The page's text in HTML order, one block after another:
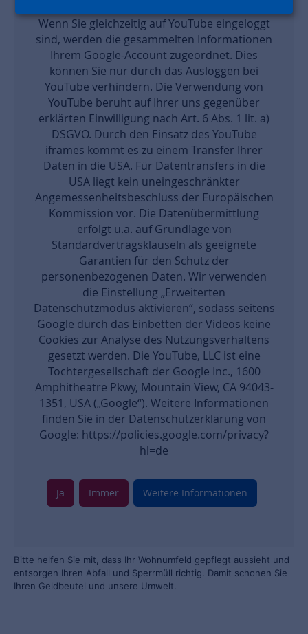
Wenn Sie gleichzeitig auf YouTube eingeloggt
sind, werden die gesammelten Informationen
Ihrem Google-Account zugeordnet. Dies
können Sie nur durch das Ausloggen bei
YouTube verhindern. Die Verwendung von
YouTube beruht auf Ihrer uns gegenüber
erklärten Einwilligung nach Art. 6 Abs. 1 lit. a)
DSGVO. Durch den Einsatz des YouTube
iframes kommt es zu einem Transfer Ihrer
Daten in die USA. Für Datentransfers in die
USA liegt kein uneingeschränkter
Angemessenheitsbeschluss der Europäischen
Kommission vor. Die Datenübermittlung
erfolgt u.a. auf Grundlage von
Standardvertragsklauseln als geeignete
Garantien für den Schutz der
personenbezogenen Daten. Wir verwenden
die Einstellung „Erweiterten
Datenschutzmodus aktivieren“, sodass seitens
Google durch das Einbetten der Videos keine
Cookies zur Analyse des Nutzungsverhaltens
gesetzt werden. Die YouTube, LLC ist eine
Tochtergesellschaft der Google Inc., 1600
Amphitheatre Pkwy, Mountain View, CA 94043-
1351, USA („Google“). Weitere Informationen
finden Sie in der Datenschutzerklärung von
Google: https://policies.google.com/privacy?
hl=de
Ja Immer Weitere Informationen
Bitte helfen Sie mit, dass Ihr Wohnumfeld gepflegt aussieht und
entsorgen Ihren Abfall und Sperrmüll richtig. Damit schonen Sie
Ihren Geldbeutel und unsere Umwelt.